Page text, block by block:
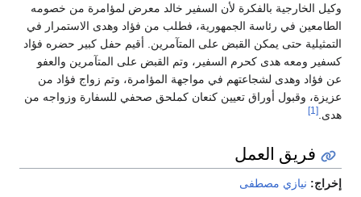
وكيل الخارجية بالفكرة لأن السفير خالد معرض لمؤامرة من خصومه
الطامعين في رئاسة الجمهورية، فطلب من فؤاد وهدى الاستمرار في
التمثيلية حتى يمكن القبض على المتآمرين. أقيم حفل كبير حضره فؤاد
كسفير ومعه هدى كحرم السفير، وتم القبض على المتآمرين والعفو
عن فؤاد وهدى لشجاعتهم في مواجهة المؤامرة، وتم زواج فؤاد من
عزيزة، وقبول أوراق تعيين كنعان كملحق صحفي للسفارة وزواجه من
هدى.[1]
فريق العمل
إخراج: نيازي مصطفى